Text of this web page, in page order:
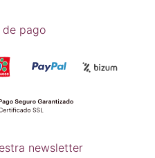
de pago
newsletter